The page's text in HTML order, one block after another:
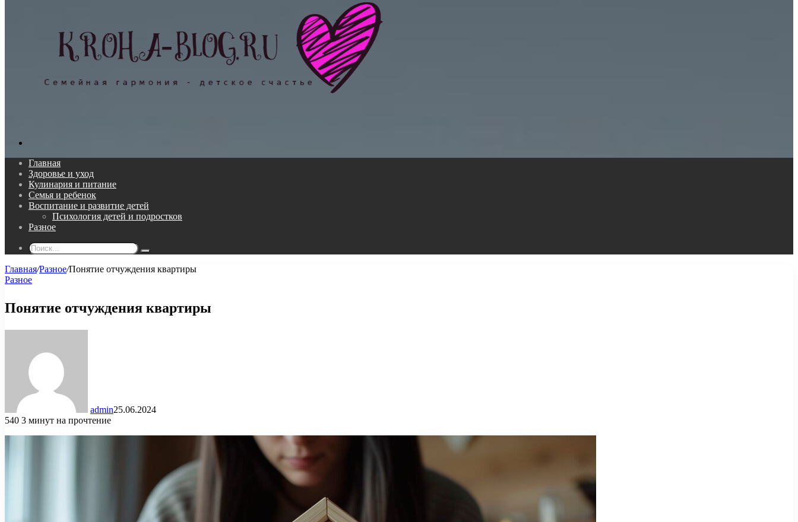
Главная
Здоровье и уход
Кулинария и питание
Семья и ребенок
Воспитание и развитие детей
Психология детей и подростков
Разное
Поиск...
Главная/Разное/Понятие отчуждения квартиры
Разное
Понятие отчуждения квартиры
admin25.06.2024
540 3 минут на прочтение